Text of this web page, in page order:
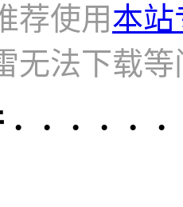
荐使用本站
无法下载等
· · · · ·